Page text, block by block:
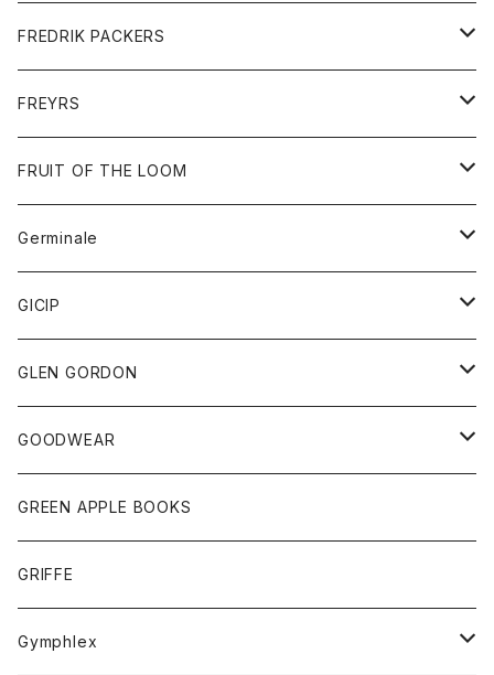
Tシャツ
ボトム
グッズ
靴
FREDRIK PACKERS
アクセサリー
バッグ
FREYRS
サングラス
FRUIT OF THE LOOM
アウター
パーカー
グッズ
ネクタイ
チーフ
トップス
シャツ
タンクトップ
ボトム
ショートパンツ
スカート
レディース
スカート
Tシャツ
Germinale
靴
サンダル
GICIP
トップス
Tシャツ
GLEN GORDON
グッズ
手袋
GOODWEAR
トップス
Tシャツ
GREEN APPLE BOOKS
GRIFFE
Gymphlex